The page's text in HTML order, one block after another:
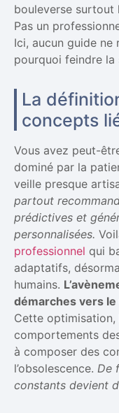
bouleverse surtout
Pas un
Ici, aucun guide
pourquoi feindre la
La
concepts
Vous avez peut-
dominé par la
veille presque
partout
prédictives et
personnalisées.
professionnel qui
adaptatifs,
humains.
démarches vers
Cette optimisation,
comportements
à composer des
l’obsolescence. De
constants devient